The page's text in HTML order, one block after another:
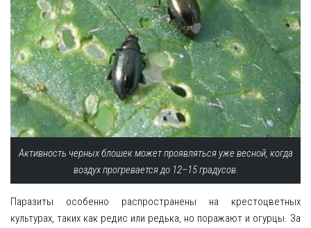
Активность черных блошек может проявляться уже весной, когда
воздух прогревается до 12–15 градусов.
Паразиты особенно распространены на крестоцветных
культурах, таких как редис или редька, но поражают и огурцы. За